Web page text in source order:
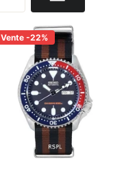
Vente -22%